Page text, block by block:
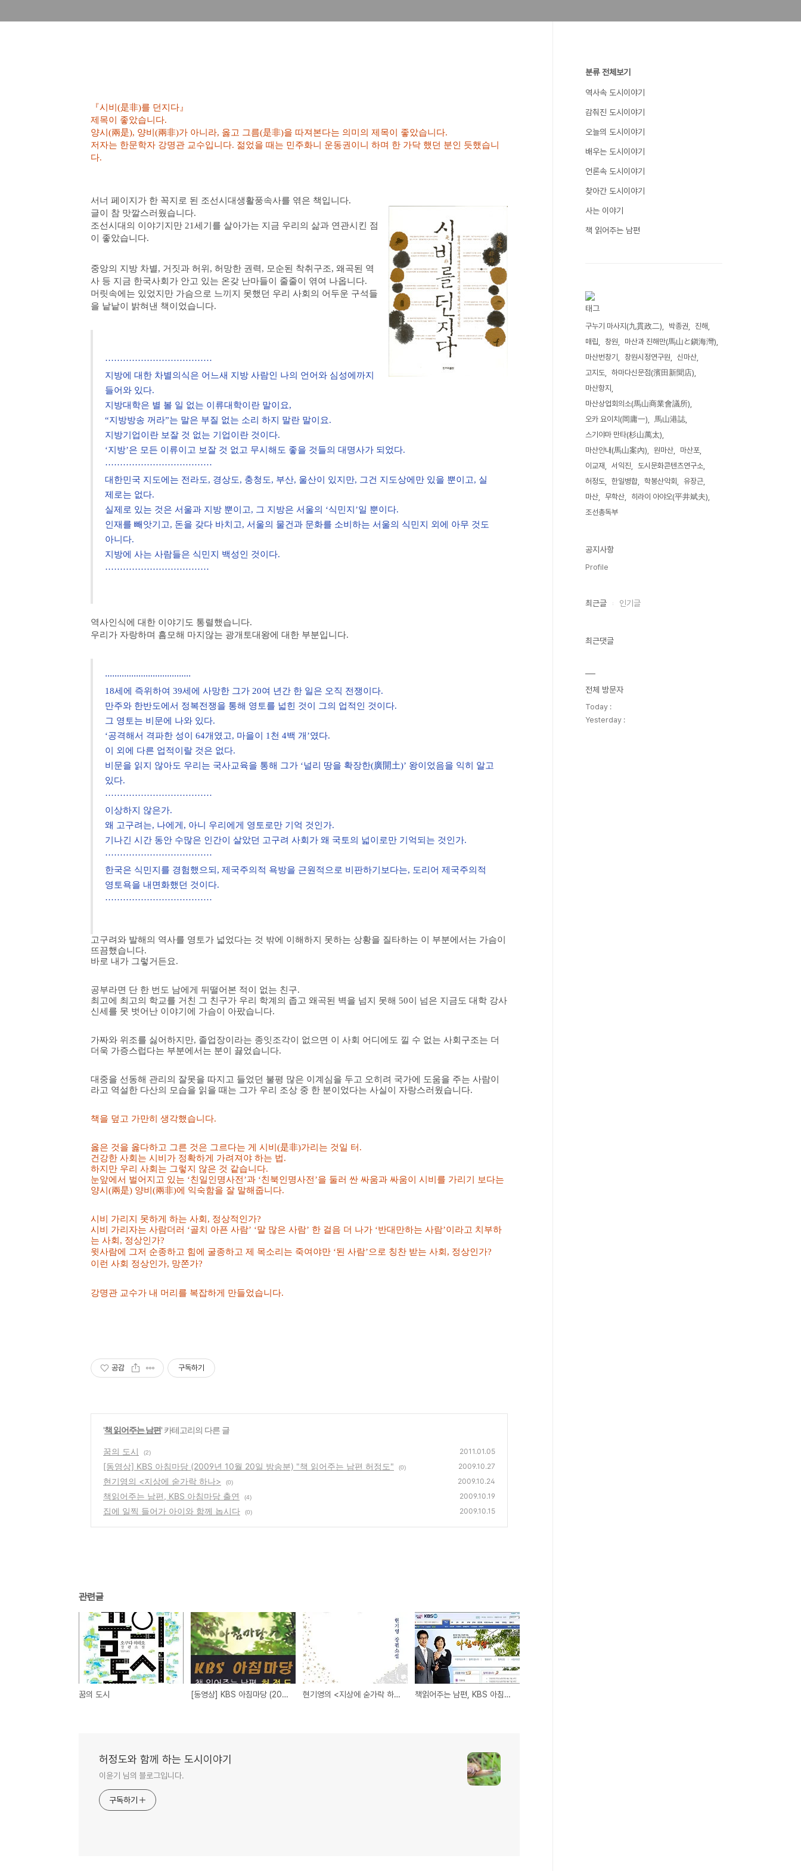
『시비(是非)를 던지다 』
제목이 좋았습니다.
양시(兩是), 양비(兩非)가 아니라, 옳고 그름(是非)을 따져본다는 의미의 제목이 좋았습니다.
저자는 한문학자 강명관 교수입니다. 젊었을 때는 민주화니 운동권이니 하며 한 가닥 했던 분인 듯했습니
다.
서너 페이지가 한 꼭지로 된 조선시대생활풍속사를 엮은 책입니다.
글이 참 맛깔스러웠습니다.
조선시대의 이야기지만 21세기를 살아가는 지금 우리의 삶과 연관시킨 점
이 좋았습니다.
중앙의 지방 차별, 거짓과 허위, 허망한 권력, 모순된 착취구조, 왜곡된 역
사 등 지금 한국사회가 안고 있는 온갖 난마들이 줄줄이 엮여 나옵니다.
머릿속에는 있었지만 가슴으로 느끼지 못했던 우리 사회의 어두운 구석들
을 낱낱이 밝혀낸 책이었습니다.
····································
지방에 대한 차별의식은 어느새 지방 사람인 나의 언어와 심성에까지
들어와 있다.
지방대학은 별 볼 일 없는 이류대학이란 말이요,
“지방방송 꺼라”는 말은 부질 없는 소리 하지 말란 말이요.
지방기업이란 보잘 것 없는 기업이란 것이다.
‘지방’은 모든 이류이고 보잘 것 없고 무시해도 좋을 것들의 대명사가 되었다.
····································
대한민국 지도에는 전라도, 경상도, 충청도, 부산, 울산이 있지만, 그건 지도상에만 있을 뿐이고, 실
제로는 없다.
실제로 있는 것은 서울과 지방 뿐이고, 그 지방은 서울의 ‘식민지’일 뿐이다.
인재를 빼앗기고, 돈을 갖다 바치고, 서울의 물건과 문화를 소비하는 서울의 식민지 외에 아무 것도
아니다.
지방에 사는 사람들은 식민지 백성인 것이다.
···································
역사인식에 대한 이야기도 통렬했습니다.
우리가 자랑하며 흠모해 마지않는 광개토대왕에 대한 부분입니다.
····································
18세에 즉위하여 39세에 사망한 그가 20여 년간 한 일은 오직 전쟁이다.
만주와 한반도에서 정복전쟁을 통해 영토를 넓힌 것이 그의 업적인 것이다.
그 영토는 비문에 나와 있다.
‘공격해서 격파한 성이 64개였고, 마을이 1천 4백 개’였다.
이 외에 다른 업적이랄 것은 없다.
비문을 읽지 않아도 우리는 국사교육을 통해 그가 ‘널리 땅을 확장한(廣開土)’ 왕이었음을 익히 알고
있다.
····································
이상하지 않은가.
왜 고구려는, 나에게, 아니 우리에게 영토로만 기억 것인가.
기나긴 시간 동안 수많은 인간이 살았던 고구려 사회가 왜 국토의 넓이로만 기억되는 것인가.
····································
한국은 식민지를 경험했으되, 제국주의적 욕방을 근원적으로 비판하기보다는, 도리어 제국주의적
영토욕을 내면화했던 것이다.
····································
고구려와 발해의 역사를 영토가 넓었다는 것 밖에 이해하지 못하는 상황을 질타하는 이 부분에서는 가슴이
뜨끔했습니다.
바로 내가 그렇거든요.
공부라면 단 한 번도 남에게 뒤떨어본 적이 없는 친구.
최고에 최고의 학교를 거친 그 친구가 우리 학계의 좁고 왜곡된 벽을 넘지 못해 50이 넘은 지금도 대학 강사
신세를 못 벗어난 이야기에 가슴이 아팠습니다.
가짜와 위조를 싫어하지만, 졸업장이라는 종잇조각이 없으면 이 사회 어디에도 낄 수 없는 사회구조는 더
더욱 가증스럽다는 부분에서는 분이 끓었습니다.
대중을 선동해 관리의 잘못을 따지고 들었던 불평 많은 이계심을 두고 오히려 국가에 도움을 주는 사람이
라고 역설한 다산의 모습을 읽을 때는 그가 우리 조상 중 한 분이었다는 사실이 자랑스러웠습니다.
책을 덮고 가만히 생각했습니다.
옳은 것을 옳다하고 그른 것은 그르다는 게 시비(是非)가리는 것일 터.
건강한 사회는 시비가 정확하게 가려져야 하는 법.
하지만 우리 사회는 그렇지 않은 것 같습니다.
눈앞에서 벌어지고 있는 ‘친일인명사전’과 ‘친북인명사전’을 둘러 싼 싸움과 싸움이 시비를 가리기 보다는
양시(兩是) 양비(兩非)에 익숙함을 잘 말해줍니다.
시비 가리지 못하게 하는 사회, 정상적인가?
시비 가리자는 사람더러 ‘골치 아픈 사람’ ‘말 많은 사람’ 한 걸음 더 나가 ‘반대만하는 사람’이라고 치부하
는 사회, 정상인가?
윗사람에 그저 순종하고 힘에 굴종하고 제 목소리는 죽여야만 ‘된 사람’으로 칭찬 받는 사회, 정상인가?
이런 사회 정상인가, 망쫀가?
강명관 교수가 내 머리를 복잡하게 만들었습니다.
공감 구독하기
'책 읽어주는 남편' 카테고리의 다른 글
꿈의 도시 (2) 2011.01.05
[동영상] KBS 아침마당 (2009년 10월 20일 방송분) "책 읽어주는 남편 허정도" (0) 2009.10.27
현기영의 <지상에 숟가락 하나> (0) 2009.10.24
책읽어주는 남편, KBS 아침마당 출연 (4) 2009.10.19
집에 일찍 들어가 아이와 함께 놉시다 (0) 2009.10.15
관련글
꿈의 도시 [동영상] KBS 아침마당 (2009년 10월 20일 방송분) "책 읽어주는 남편 허정도" 현기영의 <지상에 숟가락 하나> 책읽어주는 남편, KBS 아침마당 출연
허정도와 함께 하는 도시이야기
이윤기 님의 블로그입니다.
구독하기
분류 전체보기
역사속 도시이야기
감춰진 도시이야기
오늘의 도시이야기
배우는 도시이야기
언론속 도시이야기
찾아간 도시이야기
사는 이야기
책 읽어주는 남편
태그
구누기 마사지(九貫政二) 박종권
진해
매립
창원
마산과 진해만(馬山と鎭海灣)
마산번창기
창원시정연구원
신마산
고지도
하마다신문점(濱田新聞店)
마산항지
마산상업회의소(馬山商業會議所)
오카 요이치(岡庸一)
馬山港誌
스기야마 만타(杉山萬太)
마산안내(馬山案內)
원마산
마산포
이교재
서익진
도시문화콘텐츠연구소
허정도
한일병합 학봉산악회
유장근
마산
무학산
히라이 아야오(平井斌夫)
조선총독부
공지사항
Profile
최근글 인기글
최근댓글
전체 방문자
Today :
Yesterday :